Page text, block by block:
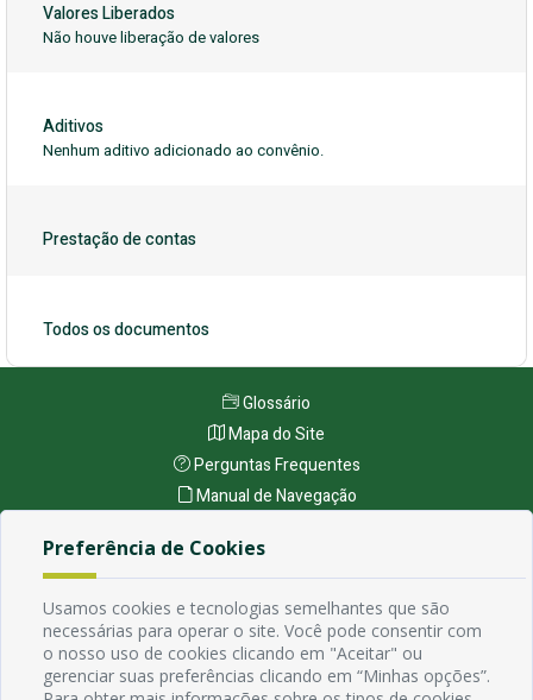
Valores Liberados
Não houve liberação de valores
Aditivos
Nenhum aditivo adicionado ao convênio.
Prestação de contas
Todos os documentos
Endereço
Avenida Rio Branco, 484 - Prata, Campina Grande - PB
Contato
Email:
Glossário
Mapa do Site
Perguntas Frequentes
Manual de Navegação
Preferência de Cookies
Usamos cookies e tecnologias semelhantes que são
necessárias para operar o site. Você pode consentir com
o nosso uso de cookies clicando em "Aceitar" ou
gerenciar suas preferências clicando em “Minhas opções”.